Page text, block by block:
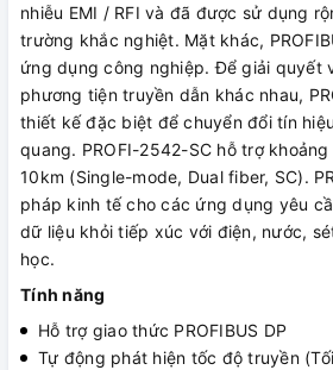
nhiễu EMI / RFI và đã được sử dụng
trường khắc nghiệt. Mặt khác,
ứng dụng công nghiệp. Để giải quyết
phương tiện truyền dẫn khác nhau,
thiết kế đặc biệt để chuyển đổi tín
quang. PROFI-2542-SC hỗ trợ
10km (Single-mode, Dual fiber, SC).
pháp kinh tế cho các ứng dụng yêu
dữ liệu khỏi tiếp xúc với điện, nước,
học.
Tính năng
Hỗ trợ giao thức PROFIBUS DP
Tự động phát hiện tốc độ truyền